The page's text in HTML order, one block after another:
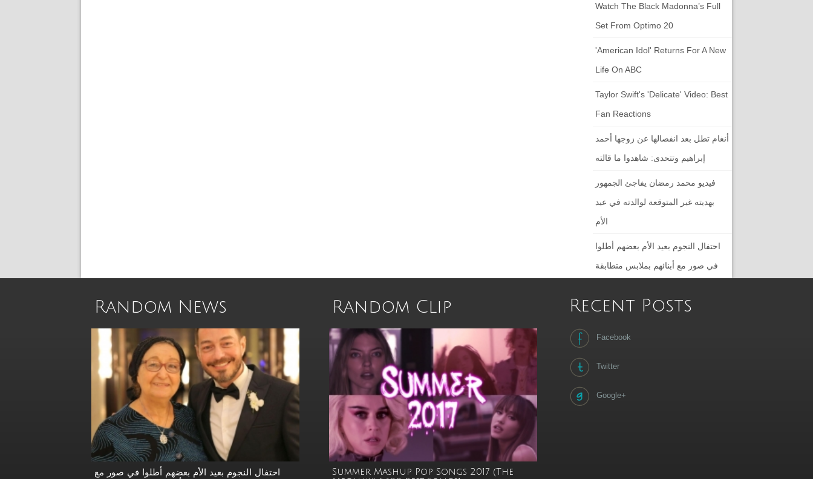
Watch The Black Madonna’s Full
Set From Optimo 20
'American Idol' Returns For A New
Life On ABC
Taylor Swift's 'Delicate' Video: Best
Fan Reactions
أنغام تطل بعد انفصالها عن زوجها أحمد
إبراهيم وتتحدى: شاهدوا ما قالته
فيديو محمد رمضان يفاجئ الجمهور
بهديته غير المتوقعة لوالدته في عيد
الأم
احتفال النجوم بعيد الأم بعضهم أطلوا
في صور مع أبنائهم بملابس متطابقة
Random News
احتفال النجوم بعيد الأم بعضهم أطلوا في صور مع
Random Clip
Summer Mashup Pop Songs 2017 (The
Recent Posts
Facebook
Twitter
Google+